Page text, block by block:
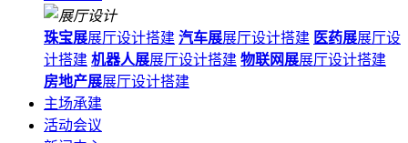
珠宝展展厅设计搭建 汽车展展厅设计搭建 医药展展厅设
计搭建 机器人展展厅设计搭建 物联网展展厅设计搭建
房地产展展厅设计搭建
主场承建
活动会议